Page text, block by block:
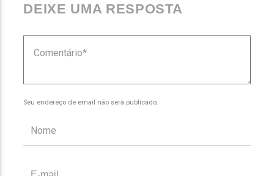
DEIXE UMA RESPOSTA
Seu endereço de email não será publicado.